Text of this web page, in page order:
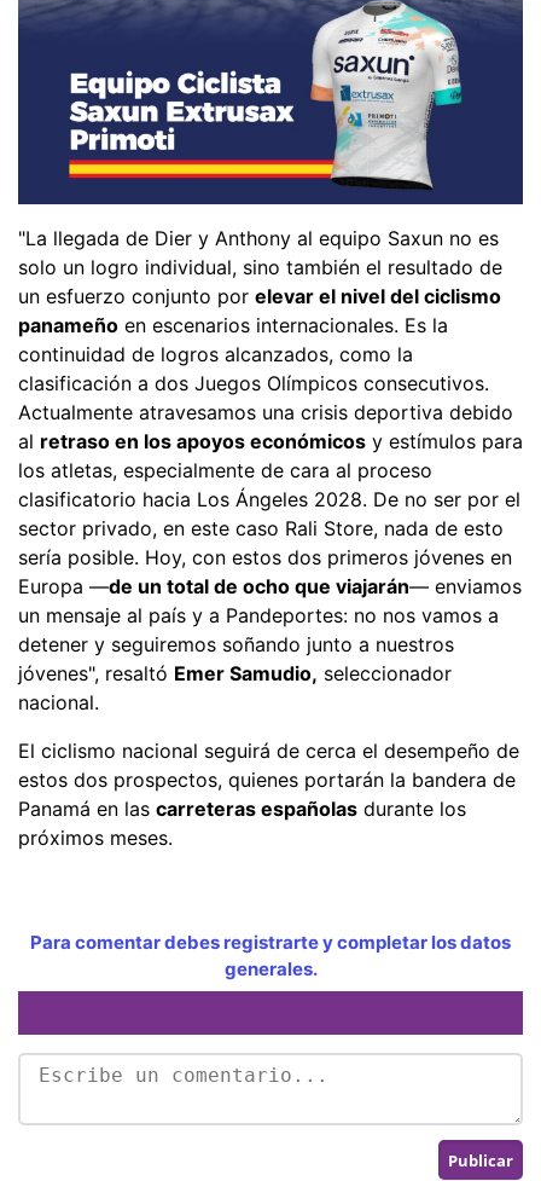
"La llegada de Dier y Anthony al equipo Saxun no es
solo un logro individual, sino también el resultado de
un esfuerzo conjunto por elevar el nivel del ciclismo
panameño en escenarios internacionales. Es la
continuidad de logros alcanzados, como la
clasificación a dos Juegos Olímpicos consecutivos.
Actualmente atravesamos una crisis deportiva debido
al retraso en los apoyos económicos y estímulos para
los atletas, especialmente de cara al proceso
clasificatorio hacia Los Ángeles 2028. De no ser por el
sector privado, en este caso Rali Store, nada de esto
sería posible. Hoy, con estos dos primeros jóvenes en
Europa —de un total de ocho que viajarán— enviamos
un mensaje al país y a Pandeportes: no nos vamos a
detener y seguiremos soñando junto a nuestros
jóvenes", resaltó Emer Samudio, seleccionador
nacional.
El ciclismo nacional seguirá de cerca el desempeño de
estos dos prospectos, quienes portarán la bandera de
Panamá en las carreteras españolas durante los
próximos meses.
Para comentar debes registrarte y completar los datos
generales.